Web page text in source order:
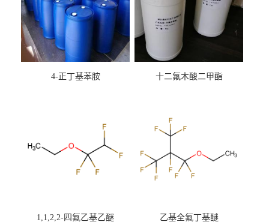
4-正丁基苯胺 十二氟木酸二甲酯
1,1,2,2-四氟乙基乙醚 乙基全氟丁基醚